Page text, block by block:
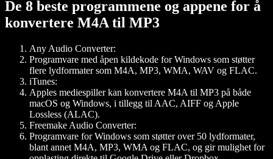
De 8 beste programmene og appene for å
konvertere M4A til MP3
Any Audio Converter:
Programvare med åpen kildekode for Windows som støtter
flere lydformater som M4A, MP3, WMA, WAV og FLAC.
iTunes:
Apples mediespiller kan konvertere M4A til MP3 på både
macOS og Windows, i tillegg til AAC, AIFF og Apple
Lossless (ALAC).
Freemake Audio Converter:
Programvare for Windows som støtter over 50 lydformater,
blant annet M4A, MP3, WMA og FLAC, og gir mulighet for